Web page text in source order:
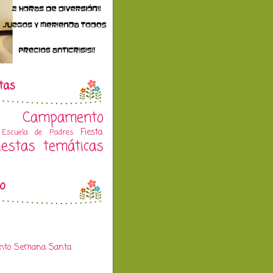
Campamento
Escuela de Padres Fiesta.
temáticas
Semana Santa